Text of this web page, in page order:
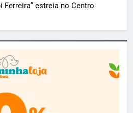
Ferreira” estreia no Centro